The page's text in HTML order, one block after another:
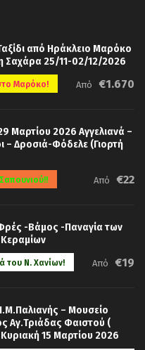
μεγαλόπρεπο
σημείο
ΕίναιΜνημείο
Κληρονομιάς
Ιωνικού και
έναν πολύ
και έσωσε
πανώλης
ελεύθερο
από Ηράκλειο Μαρόκο
Σαχάρα 25/11-02/12/2026
Μαρόκο! Από €1.670
Μαρτίου 2026 Αγγελιανά –
– Δροσιά-Φόδελε (Γιορτή
Από €22
-Βάμος -Παναγία των
του Ν. Χανίων! Από €19
– Μουσείο
Αγ.Τριάδας Φαιστού (
15 Μαρτίου 2026